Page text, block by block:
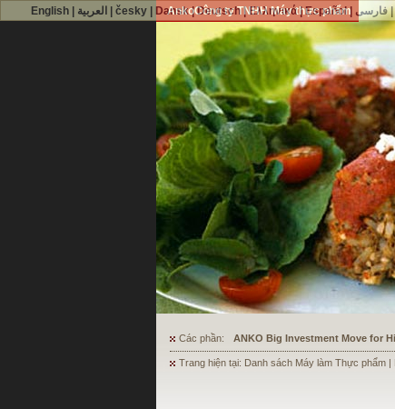
AnkoCông ty TNHH Máy thực phẩm
Các phần: ANKO's Food Processing
Trang hiện tại: Danh sách Máy làm Thực phẩm
English| العربية česky| Dansk|Deutsch|Ελληνικά|Español| فارسی|